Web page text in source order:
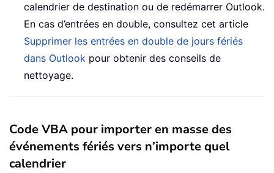
calendrier de destination ou de redémarrer Outlook.
En cas d’entrées en double, consultez cet article
Supprimer les entrées en double de jours fériés
dans Outlook pour obtenir des conseils de
nettoyage.
Code VBA pour importer en masse des
événements fériés vers n’importe quel
calendrier